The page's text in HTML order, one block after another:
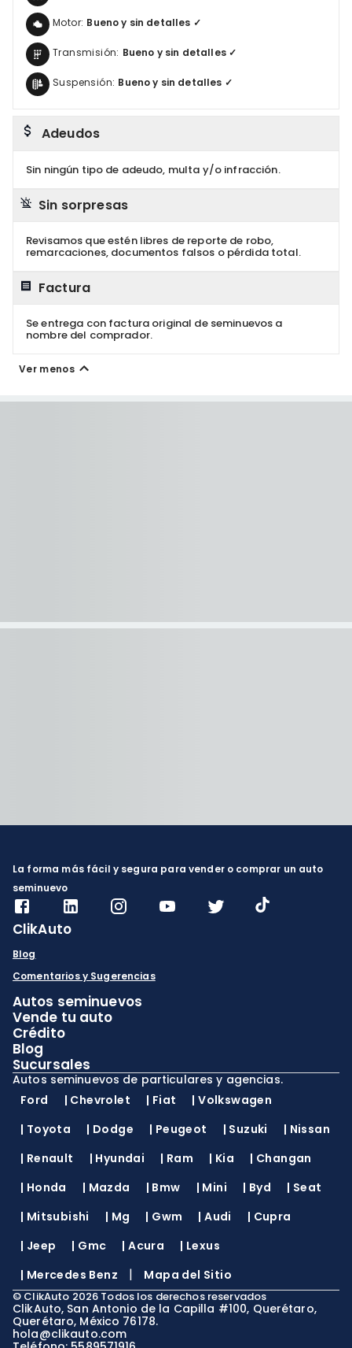
Motor: Bueno y sin detalles ✓
Transmisión: Bueno y sin detalles ✓
Suspensión: Bueno y sin detalles ✓
Adeudos
Sin ningún tipo de adeudo, multa y/o infracción.
Sin sorpresas
Revisamos que estén libres de reporte de robo,
remarcaciones, documentos falsos o pérdida total.
Factura
Se entrega con factura original de seminuevos a
nombre del comprador.
Ver menos
La forma más fácil y segura para vender o comprar un auto
seminuevo
ClikAuto
Blog
Comentarios y Sugerencias
Autos seminuevos
Vende tu auto
Crédito
Blog
Sucursales
Autos seminuevos de particulares y agencias.
Ford
| Chevrolet | Fiat |Volkswagen
| Toyota | Dodge | Peugeot | Suzuki | Nissan
| Renault | Hyundai | Ram | Kia | Changan
| Honda | Mazda | Bmw | Mini | Byd | Seat
| Mitsubishi | Mg | Gwm |Audi | Cupra
| Jeep | Gmc |Acura | Lexus
| Mercedes Benz | Mapa del Sitio
© ClikAuto 2026 Todos los derechos reservados
ClikAuto, San Antonio de la Capilla #100, Querétaro,
Querétaro, México 76178.
hola@clikauto.com